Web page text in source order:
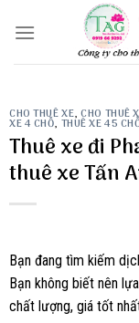
CHO THUÊ XE,CHO THUÊ
XE 4 CHỖ, THUÊ XE 45
Thuê xe đi
thuê xe Tấn
Bạn đang tìm kiếm
Bạn không biết nên
chất lượng, giá tốt